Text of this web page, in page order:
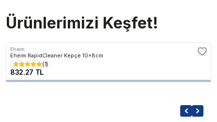
Ürünlerimizi Keşfet!
Eheim
Eheim RapidCleaner Kepçe 10x8cm
(1)
832.27 TL